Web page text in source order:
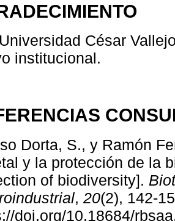
César
institucional.
Dorta, S., y Ramón
y la protección de la
of biodiversity].
, 20(2), 142-
doi.org/10.18684/